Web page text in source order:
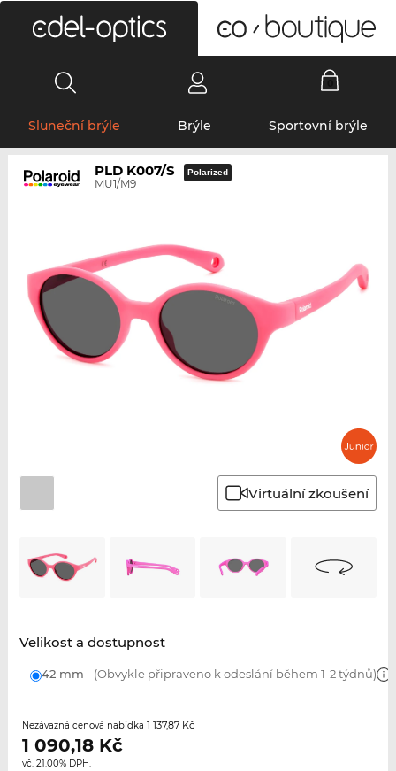
Sluneční brýle Brýle Sportovní brýle
PLD K007/S
MU1/M9
Polarized
Virtuální zkoušení
Velikost a dostupnost
42 mm (Obvykle připraveno k odeslání během 1-2 týdnů)
Nezávazná cenová nabídka 1 137,87 Kč
1 090,18Kč
vč. 21.00% DPH.